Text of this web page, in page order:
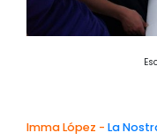
Imma López - La